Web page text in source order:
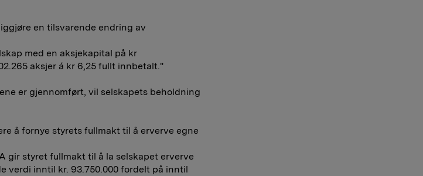
en tilsvarende endring av
med en aksjekapital på kr
aksjer á kr 6,25 fullt innbetalt."
er gjennomført, vil selskapets beholdning
å fornye styrets fullmakt til å erverve egne
gir styret fullmakt til å la selskapet erverve
verdi inntil kr. 93.750.000 fordelt på inntil